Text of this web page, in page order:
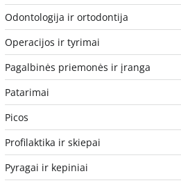
Odontologija ir ortodontija
Operacijos ir tyrimai
Pagalbinės priemonės ir įranga
Patarimai
Picos
Profilaktika ir skiepai
Pyragai ir kepiniai